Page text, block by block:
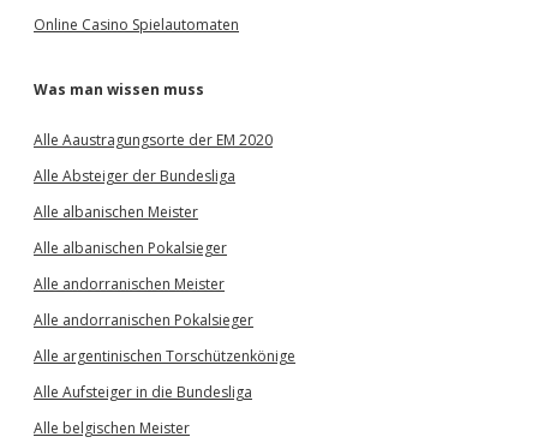
Online Casino Spielautomaten
Was man wissen muss
Alle Aaustragungsorte der EM 2020
Alle Absteiger der Bundesliga
Alle albanischen Meister
Alle albanischen Pokalsieger
Alle andorranischen Meister
Alle andorranischen Pokalsieger
Alle argentinischen Torschützenkönige
Alle Aufsteiger in die Bundesliga
Alle belgischen Meister